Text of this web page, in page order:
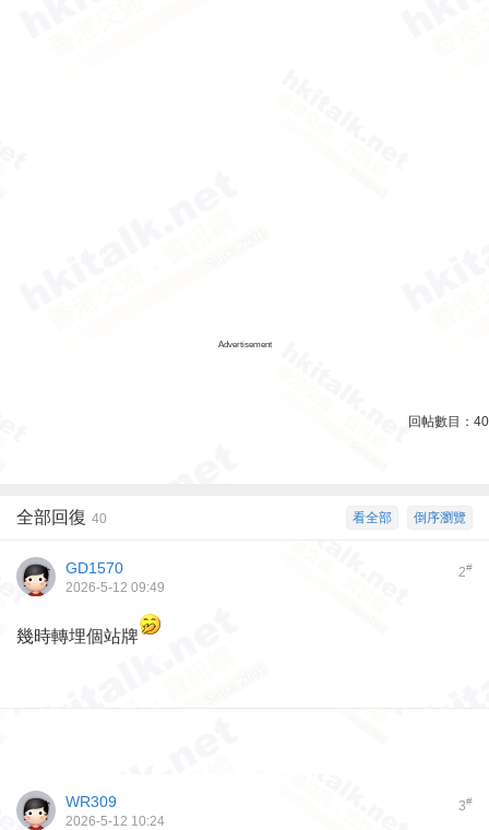
Advertisement
回帖數目： 40
倒序瀏覽
看全部
全部回復 40
2#
GD1570
2026-5-12 09:49
幾時轉埋個站牌
3#
WR309
2026-5-12 10:24